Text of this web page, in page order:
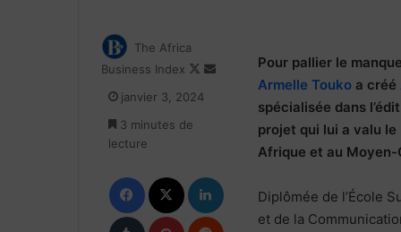
Pour pallier le
Armelle Touko a créé
spécialisée dans
projet qui lui a valu le
Afrique et au Moyen-
Diplômée de l’École
et de la
The Africa
Business Index
Follow
Envoyer
janvier 3, 2024
3 minutes de
lecture
Facebook
Tumblr Pinterest